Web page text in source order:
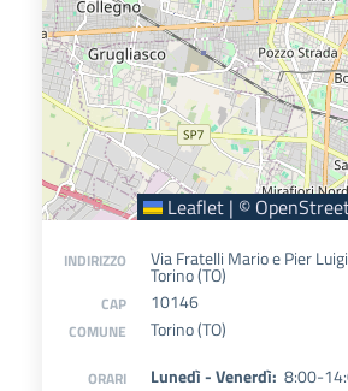
Leaflet | ©
INDIRIZZO Via Fratelli Mario e Pier
Torino (TO)
CAP 10146
COMUNE Torino (TO)
ORARI Lunedì - Venerdì: 8:00-